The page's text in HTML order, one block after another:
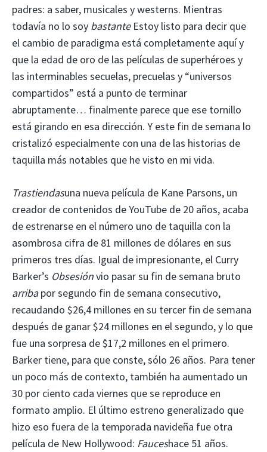
padres: a saber, musicales y westerns. Mientras
todavía no lo soy bastante Estoy listo para decir que
el cambio de paradigma está completamente aquí y
que la edad de oro de las películas de superhéroes y
las interminables secuelas, precuelas y “universos
compartidos” está a punto de terminar
abruptamente… finalmente parece que ese tornillo
está girando en esa dirección. Y este fin de semana lo
cristalizó especialmente con una de las historias de
taquilla más notables que he visto en mi vida.
Trastiendasuna nueva película de Kane Parsons, un
creador de contenidos de YouTube de 20 años, acaba
de estrenarse en el número uno de taquilla con la
asombrosa cifra de 81 millones de dólares en sus
primeros tres días. Igual de impresionante, el Curry
Barker’s Obsesiónvio pasar su fin de semana bruto
arribapor segundo fin de semana consecutivo,
recaudando $26,4 millones en su tercer fin de semana
después de ganar $24 millones en el segundo, y lo que
fue una sorpresa de $17,2 millones en el primero.
Barker tiene, para que conste, sólo 26 años. Para tener
un poco más de contexto, también ha aumentado un
30 por ciento cada viernes que se reproduce en
formato amplio. El último estreno generalizado que
hizo eso fuera de la temporada navideña fue otra
película de New Hollywood: Fauceshace 51 años.